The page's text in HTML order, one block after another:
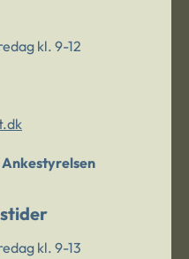
kl. 9-12
kl. 9-13